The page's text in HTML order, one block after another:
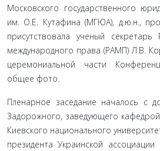
Московского государственного
им. О.Е. Кутафина (МГЮА), д.ю.н.,
присутствовала ученый секретарь
международного права (РАМП) Л.В.
церемониальной части
общее фото.
Пленарное заседание началось с
Задорожного, заведующего
Киевского национального
президента Украинской